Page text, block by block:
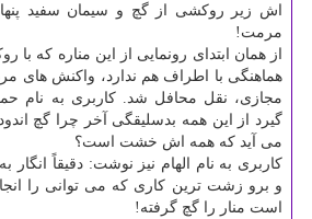
اش زیر روکشی از گچ و سیمان سفید
مرمت!
از همان ابتدای رونمایی از این مناره که با
هماهنگی با اطراف هم ندارد، واکنش های
مجازی، نقل محافل شد. کاربری به نام
گیرد از این همه بدسلیقگی آخر چرا گچ
می آید که همه اش خشت است؟
کاربری به نام الهام نیز نوشت: دقیقاً انگار
و برو زشت ترین کاری که می توانی را
است منار را گچ گرفته!